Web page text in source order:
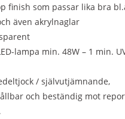
finish som passar lika bra
även akrylnaglar
lampa min. 48W – 1 min.
/ självutjämnande,
och beständig mot repor